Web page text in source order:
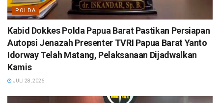
POLDA
Kabid Dokkes Polda Papua Barat Pastikan Persiapan
Autopsi Jenazah Presenter TVRI Papua Barat Yanto
Idorway Telah Matang, Pelaksanaan Dijadwalkan
Kamis
JULI 28, 2026